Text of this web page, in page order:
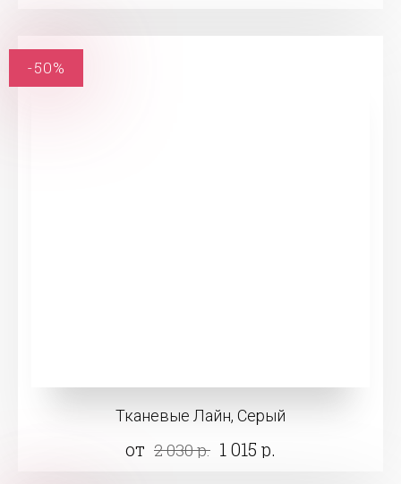
Тканевые Лайн, Серый
от 2 030 р. 1 015 р.
-50%